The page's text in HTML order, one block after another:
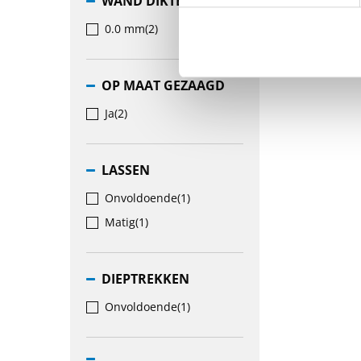
0.0 mm(2)
OP MAAT GEZAAGD
Ja(2)
LASSEN
Onvoldoende(1)
Matig(1)
DIEPTREKKEN
Onvoldoende(1)